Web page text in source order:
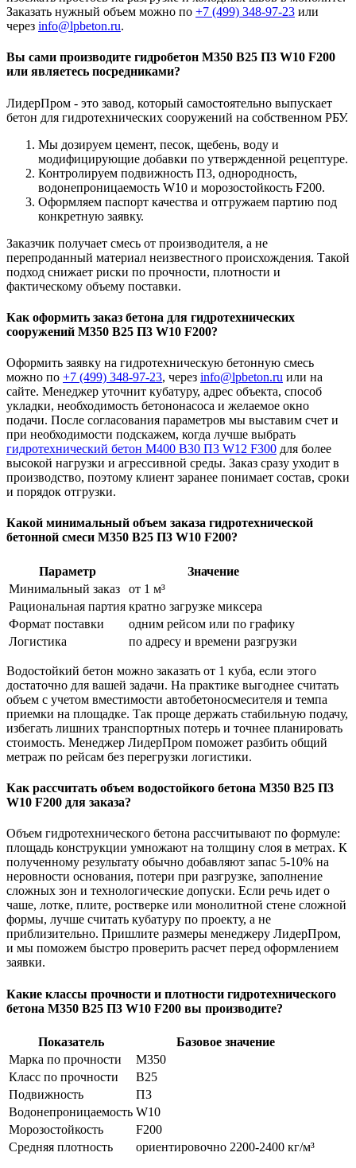
Заказать нужный объем можно по +7 (499) 348-97-23 или
через info@lpbeton.ru.
Вы сами производите гидробетон М350 B25 П3 W10 F200
или являетесь посредниками?
ЛидерПром - это завод, который самостоятельно выпускает
бетон для гидротехнических сооружений на собственном РБУ.
Мы дозируем цемент, песок, щебень, воду и
модифицирующие добавки по утвержденной рецептуре.
Контролируем подвижность П3, однородность,
водонепроницаемость W10 и морозостойкость F200.
Оформляем паспорт качества и отгружаем партию под
конкретную заявку.
Заказчик получает смесь от производителя, а не
перепроданный материал неизвестного происхождения. Такой
подход снижает риски по прочности, плотности и
фактическому объему поставки.
Как оформить заказ бетона для гидротехнических
сооружений М350 B25 П3 W10 F200?
Оформить заявку на гидротехническую бетонную смесь
можно по +7 (499) 348-97-23, через info@lpbeton.ru или на
сайте. Менеджер уточнит кубатуру, адрес объекта, способ
укладки, необходимость бетононасоса и желаемое окно
подачи. После согласования параметров мы выставим счет и
при необходимости подскажем, когда лучше выбрать
гидротехнический бетон М400 B30 П3 W12 F300 для более
высокой нагрузки и агрессивной среды. Заказ сразу уходит в
производство, поэтому клиент заранее понимает состав, сроки
и порядок отгрузки.
Какой минимальный объем заказа гидротехнической
бетонной смеси М350 B25 П3 W10 F200?
Параметр
Значение
Минимальный заказ
от 1 м³
Рациональная партия кратно загрузке миксера
Формат поставки
одним рейсом или по графику
Логистика
по адресу и времени разгрузки
Водостойкий бетон можно заказать от 1 куба, если этого
достаточно для вашей задачи. На практике выгоднее считать
объем с учетом вместимости автобетоносмесителя и темпа
приемки на площадке. Так проще держать стабильную подачу,
избегать лишних транспортных потерь и точнее планировать
стоимость. Менеджер ЛидерПром поможет разбить общий
метраж по рейсам без перегрузки логистики.
Как рассчитать объем водостойкого бетона М350 B25 П3
W10 F200 для заказа?
Объем гидротехнического бетона рассчитывают по формуле:
площадь конструкции умножают на толщину слоя в метрах. К
полученному результату обычно добавляют запас 5-10% на
неровности основания, потери при разгрузке, заполнение
сложных зон и технологические допуски. Если речь идет о
чаше, лотке, плите, ростверке или монолитной стене сложной
формы, лучше считать кубатуру по проекту, а не
приблизительно. Пришлите размеры менеджеру ЛидерПром,
и мы поможем быстро проверить расчет перед оформлением
заявки.
Какие классы прочности и плотности гидротехнического
бетона М350 B25 П3 W10 F200 вы производите?
Показатель
Базовое значение
Марка по прочности
М350
Класс по прочности
B25
Подвижность
П3
Водонепроницаемость W10
Морозостойкость
F200
Средняя плотность
ориентировочно 2200-2400 кг/м³